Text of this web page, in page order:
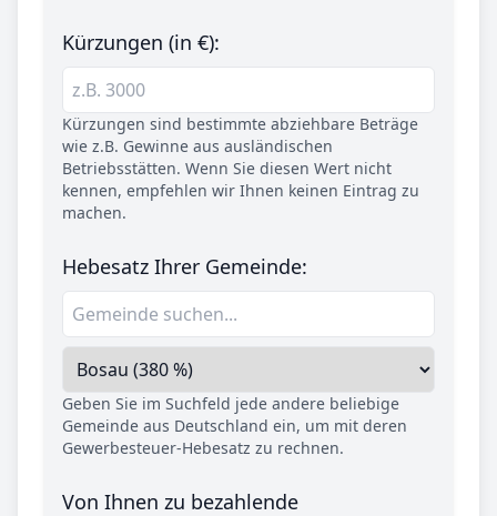
Kürzungen (in €):
Kürzungen sind bestimmte abziehbare Beträge
wie z.B. Gewinne aus ausländischen
Betriebsstätten. Wenn Sie diesen Wert nicht
kennen, empfehlen wir Ihnen keinen Eintrag zu
machen.
Hebesatz Ihrer Gemeinde:
Geben Sie im Suchfeld jede andere beliebige
Gemeinde aus Deutschland ein, um mit deren
Gewerbesteuer-Hebesatz zu rechnen.
Von Ihnen zu bezahlende